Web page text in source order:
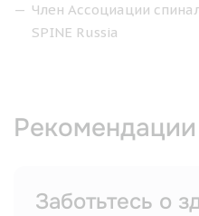
Член Ассоциации
SPINE Russia
Заботьтесь о